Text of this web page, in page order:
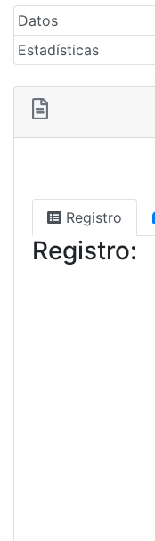
Datos
Estadísticas
Registro
Registro: